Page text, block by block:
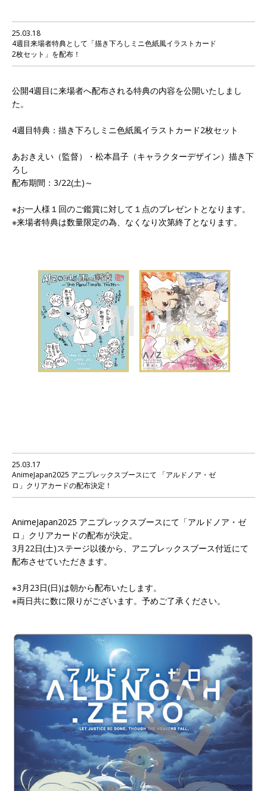
25.03.18
4週目来場者特典として「描き下ろしミニ色紙風イラストカード
2枚セット」を配布！
公開4週目に来場者へ配布される特典の内容を公開いたしまし
た。
4週目特典：描き下ろしミニ色紙風イラストカード2枚セット
あおきえい（監督）・松本昌子（キャラクターデザイン）描き下
ろし
配布期間：3/22(土)～
※お一人様１回のご鑑賞に対して１点のプレゼントとなります。
※来場者特典は数量限定の為、なくなり次第終了となります。
25.03.17
AnimeJapan2025 アニプレックスブースにて 「アルドノア・ゼ
ロ」クリアカードの配布決定！
AnimeJapan2025 アニプレックスブースにて「アルドノア・ゼ
ロ」クリアカードの配布が決定。
3月22日(土)ステージ以後から、アニプレックスブース付近にて
配布させていただきます。
※3月23日(日)は朝から配布いたします。
※両日共に数に限りがございます。予めご了承ください。